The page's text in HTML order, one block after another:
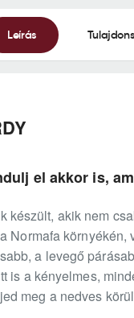
Leírás
el akkor is,
akik nem
a levegő
is a kényelmes,
meg a nedves